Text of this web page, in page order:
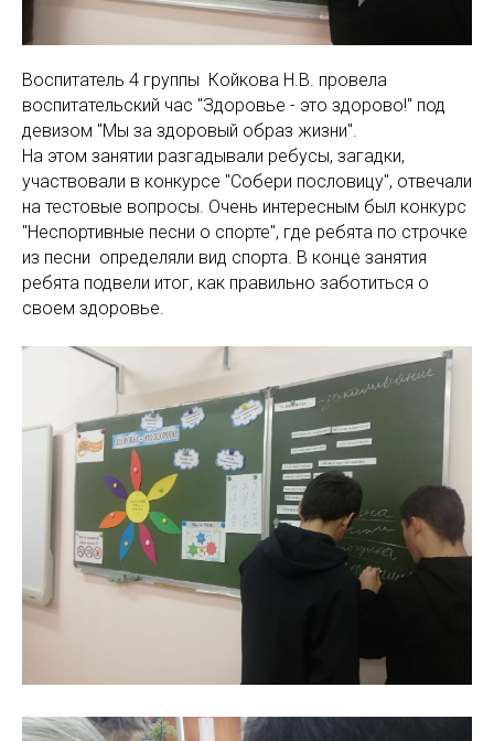
Воспитатель 4 группы Койкова Н.В. провела
воспитательский час "Здоровье - это здорово!" под
девизом "Мы за здоровый образ жизни".
На этом занятии разгадывали ребусы, загадки,
участвовали в конкурсе "Собери пословицу", отвечали
на тестовые вопросы. Очень интересным был конкурс
"Неспортивные песни о спорте", где ребята по строчке
из песни определяли вид спорта. В конце занятия
ребята подвели итог, как правильно заботиться о
своем здоровье.